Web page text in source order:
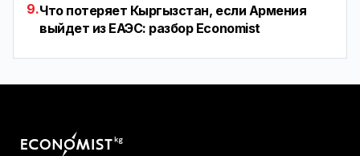
9.Что потеряет Кыргызстан, если Армения
выйдет из ЕАЭС: разбор Economist